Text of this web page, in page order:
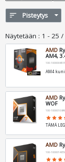
sort Pisteytys
Näytetään : 1 - 25 /
AMD
AM4,
100-
AM4
AMD
WOF
100-
star star star
TÄMÄ
AMD
100-
star star star